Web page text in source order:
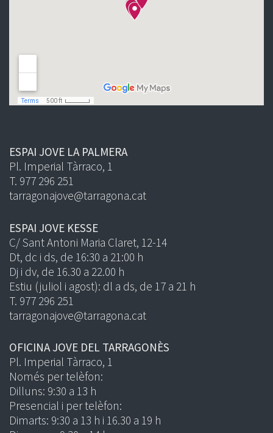
ESPAI JOVE LA PALMERA
Pl. Imperial Tàrraco, 1
T. 977 296 251
tarragonajove@tarragona.cat
ESPAI JOVE KESSE
C/ Sant Antoni Maria Claret, 12-14
Dt, dc i ds, de 16:30 a 21:00 h
Dj i dv, de 16.30 a 22.00 h
Estiu (juliol i agost): dl a ds, de 17 a 21 h
T. 977 296 251
tarragonajove@tarragona.cat
OFICINA JOVE DEL TARRAGONÈS
Pl. Imperial Tàrraco, 1
Només per telèfon:
Dilluns: 9:30 a 13 h
Presencial i per telèfon:
Dimarts: 9:30 a 13 h i 16.30 a 19 h